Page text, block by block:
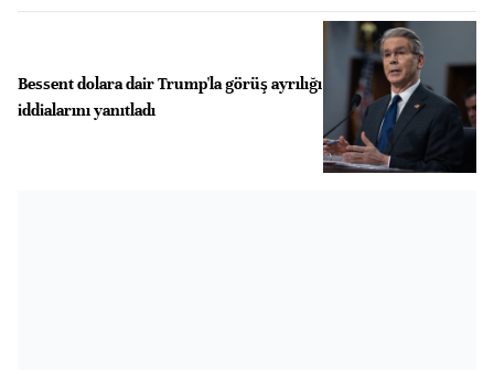
Bessent dolara dair Trump'la görüş ayrılığı
iddialarını yanıtladı